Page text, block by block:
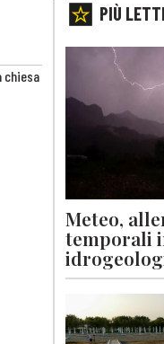
chiesa
PIÙ LETTI
Meteo,
temporali